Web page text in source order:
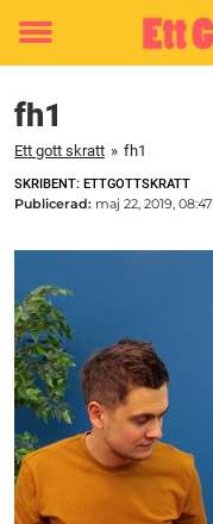
Toggle
fh1
Ett gott skratt » fh1
SKRIBENT: ETTGOTTSKRATT
Publicerad: maj 22, 2019, 08:47